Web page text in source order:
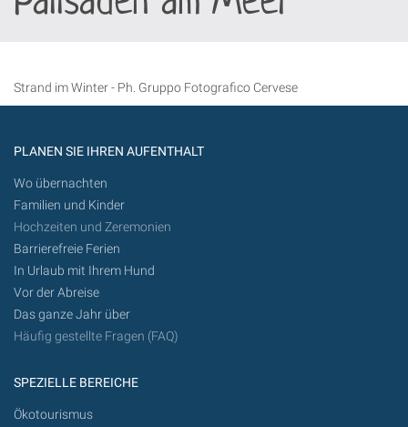
Tagliata
Strand im Winter - Ph. Gruppo Fotografico Cervese
PLANEN SIE IHREN AUFENTHALT
Wo übernachten
Familien und Kinder
Hochzeiten und Zeremonien
Barrierefreie Ferien
In Urlaub mit Ihrem Hund
Vor der Abreise
Das ganze Jahr über
Häufig gestellte Fragen (FAQ)
SPEZIELLE BEREICHE
Ökotourismus